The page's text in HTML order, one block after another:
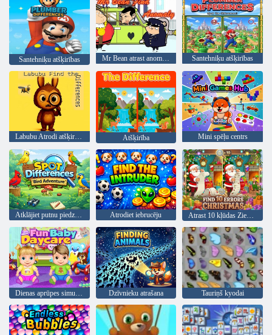
Santehniķu atšķirības Mr Bean atrast anomāliju Santehniķu atšķirības
Labubu Atrodi atšķirības Atšķirība Mini spēļu centrs
Atklājiet putnu piedzīvojumu atšķirības Atrodiet iebrucēju Atrast 10 kļūdas Ziemassvētki
Dienas aprūpes simulators Dzīvnieku atrašana Tauriņš kyodai